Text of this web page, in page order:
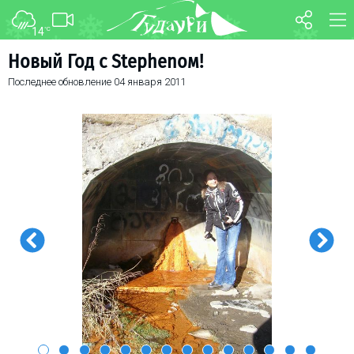
14°C
Новый Год с Stephenом!
Последнее обновление 04 января 2011
ФОРУМ
ТРАНСФЕР
О курорте
Схема трасс
Ски-пасс
Инструкторы
Прокат
Ски-сервис
Дети в Гудаури
Развлечения
Календарь событий
Телеграм-канал
Гудаури
INFO